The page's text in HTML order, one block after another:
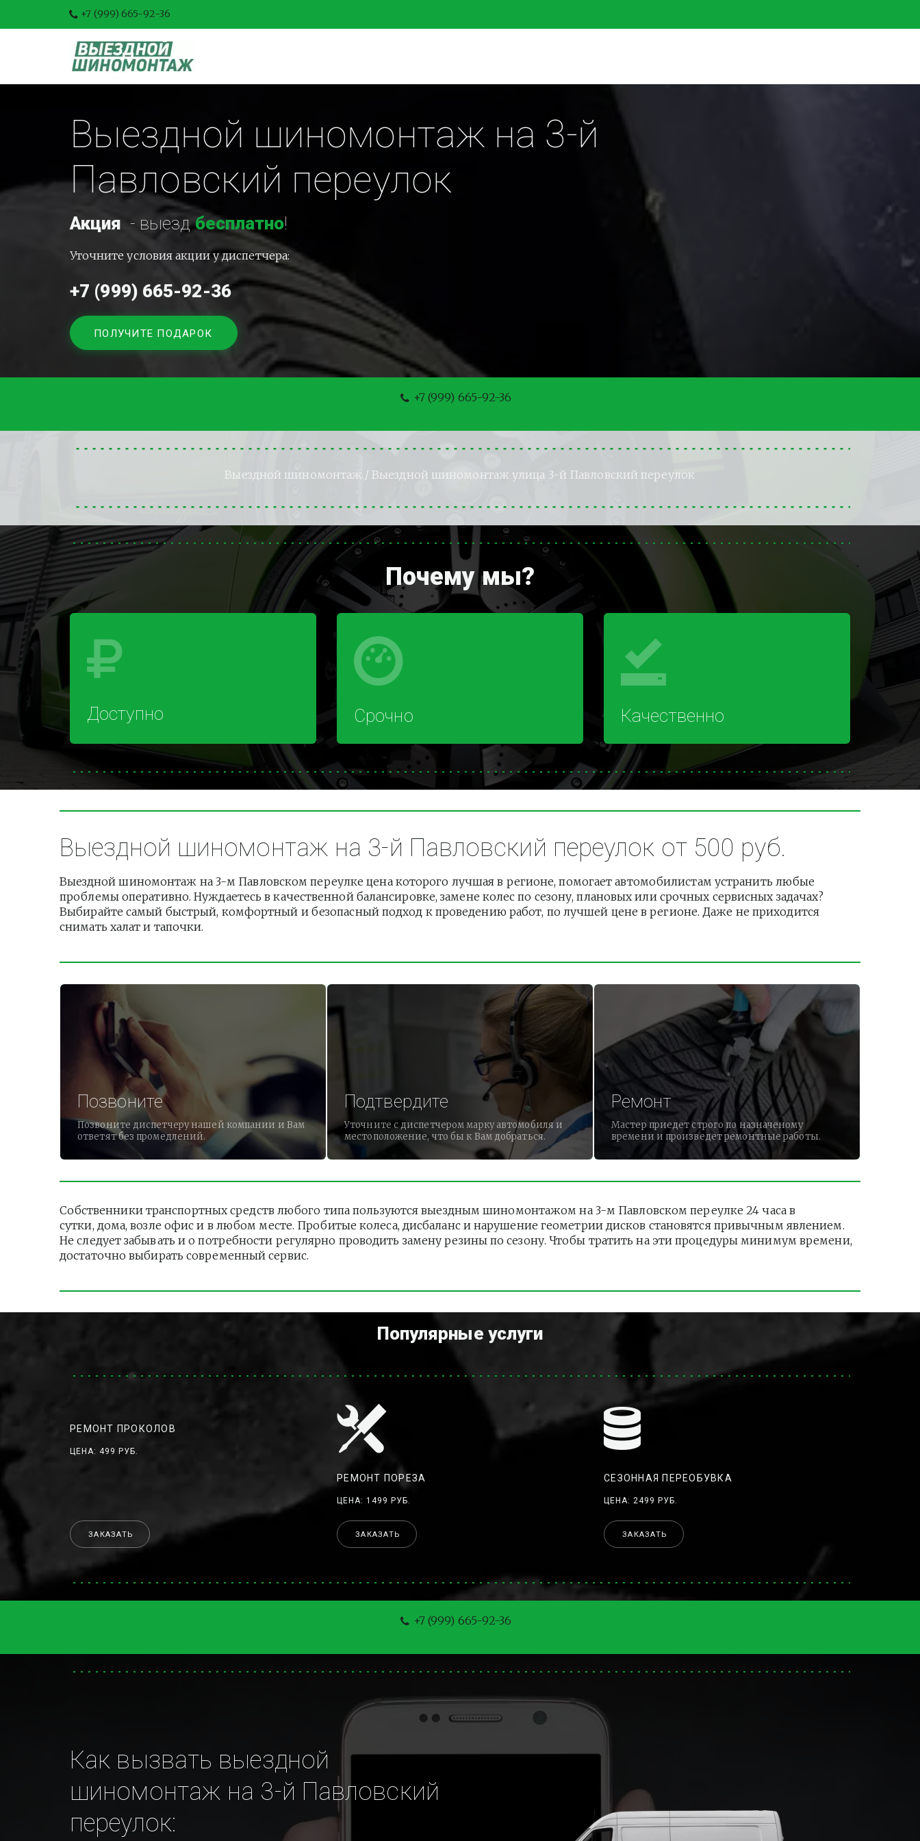
+7 (999) 665-92-36
Выездной шиномонтаж на 3-й
Павловский переулок
Акция - выезд бесплатно!
Уточните условия акции у диспетчера:
+7 (999) 665-92-36
ПОЛУЧИТЕ ПОДАРОК
+7 (999) 665-92-36
Выездной шиномонтаж / Выездной шиномонтаж улица 3-й Павловский переулок
Почему мы?
Доступно Срочно Качественно
Выездной шиномонтаж на 3-й Павловский переулок от 500 руб.
Выездной шиномонтаж на 3-м Павловском переулке цена которого лучшая в регионе, помогает автомобилистам устранить любые
проблемы оперативно. Нуждаетесь в качественной балансировке, замене колес по сезону, плановых или срочных сервисных задачах?
Выбирайте самый быстрый, комфортный и безопасный подход к проведению работ, по лучшей цене в регионе. Даже не приходится
снимать халат и тапочки.
Позвоните
Позвоните диспетчеру нашей компании и Вам
ответят без промедлений.
Подтвердите
Уточните с диспетчером марку автомобиля и
местоположение, что бы к Вам добраться.
Ремонт
Мастер приедет строго по назначеному
времени и произведет ремонтные работы.
Собственники транспортных средств любого типа пользуются выездным шиномонтажом на 3-м Павловском переулке 24 часа в
сутки, дома, возле офис и в любом месте. Пробитые колеса, дисбаланс и нарушение геометрии дисков становятся привычным явлением.
Не следует забывать и о потребности регулярно проводить замену резины по сезону. Чтобы тратить на эти процедуры минимум времени,
достаточно выбирать современный сервис.
Популярные услуги
РЕМОНТ ПРОКОЛОВ
ЦЕНА: 499 РУБ.
ЗАКАЗАТЬ
РЕМОНТ ПОРЕЗА
ЦЕНА: 1499 РУБ.
ЗАКАЗАТЬ
СЕЗОННАЯ ПЕРЕОБУВКА
ЦЕНА: 2499 РУБ.
ЗАКАЗАТЬ
+7 (999) 665-92-36
Как вызвать выездной
шиномонтаж на 3-й Павловский
переулок: